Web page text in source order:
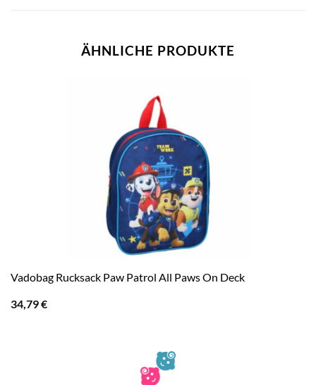
ÄHNLICHE PRODUKTE
Vadobag Rucksack Paw Patrol All Paws On Deck
34,79€